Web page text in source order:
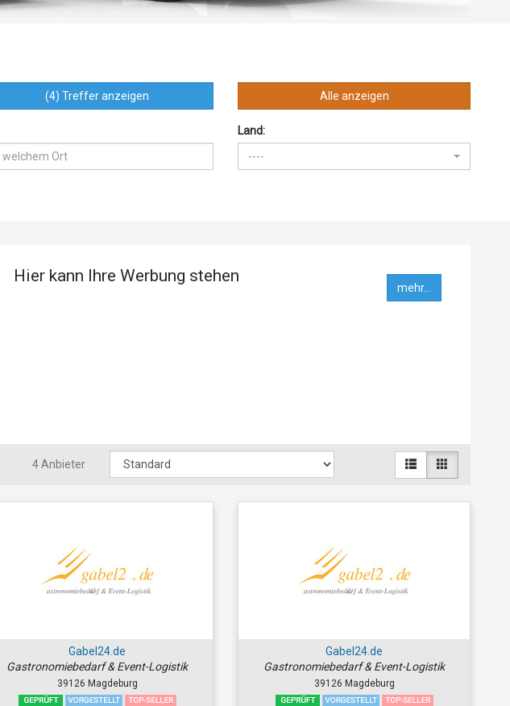
(4) Treffer anzeigen
Alle anzeigen
Land:
----
Hier kann Ihre Werbung stehen
mehr...
4 Anbieter
Gabel24.de
Gastronomiebedarf & Event-Logistik
39126 Magdeburg
Gabel24.de
Gastronomiebedarf & Event-Logistik
39126 Magdeburg